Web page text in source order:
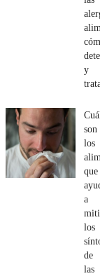
y
son
los
que
a
los
de
las